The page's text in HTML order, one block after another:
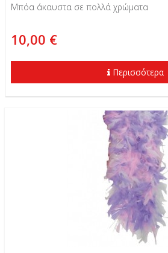
Μπόα άκαυστα σε πολλά χρώματα
10,00 €
Περισσότερα